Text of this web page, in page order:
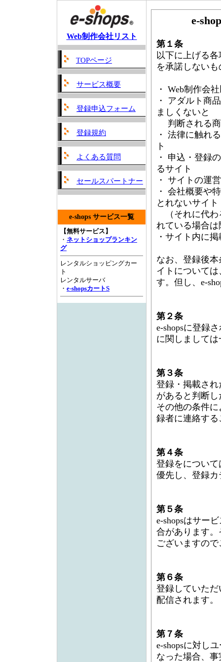
Web制作会社リスト
TOPページ
サービス概要
登録申込フォーム
登録規約
よくある質問
セールスパートナー
e-shops サービス一覧
【無料サービス】
・ ネットショップランキン
グ
レンタルショッピングカー
ト
レンタルサーバ
・ e-shopsカートS
e-
第１条
以下に上げる
を承諾しない
・ Web制作会
・ アダルト商
ましくないと
判断される商
・ 法律に触れ
ト
・ 申込・登録
るサイト
・ サイトの運
・ 会社概要や
とれないサイト
（それに代わ
れている場合は
・サイト内に
なお、登録後
イトについて
す。但し、e-
第２条
e-shopsに登録
に関しまして
第３条
登録・掲載さ
があると判断
その他の条件
録者に連絡す
第４条
登録をについ
優先し、登録
第５条
e-shopsはサー
合があります
ございますの
第６条
登録していた
配信されます。
第７条
e-shopsに対し
なった場合、